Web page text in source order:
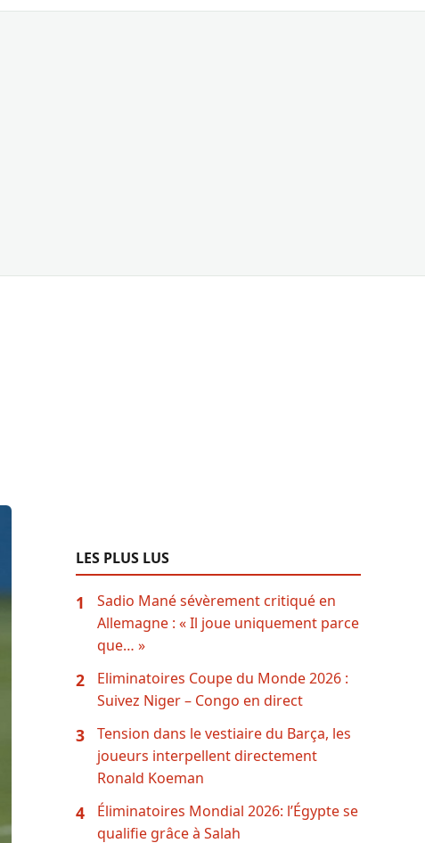
LES PLUS LUS
1
Sadio Mané sévèrement critiqué en
Allemagne : « Il joue uniquement parce
que… »
2
Eliminatoires Coupe du Monde 2026 :
Suivez Niger – Congo en direct
3
Tension dans le vestiaire du Barça, les
joueurs interpellent directement
Ronald Koeman
4
Éliminatoires Mondial 2026: l’Égypte se
qualifie grâce à Salah